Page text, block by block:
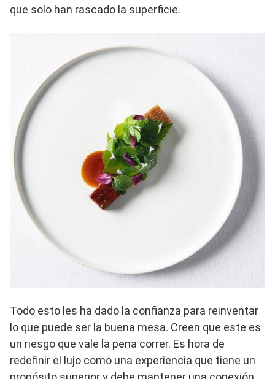
que solo han rascado la superficie.
Todo esto les ha dado la confianza para reinventar
lo que puede ser la buena mesa. Creen que este es
un riesgo que vale la pena correr. Es hora de
redefinir el lujo como una experiencia que tiene un